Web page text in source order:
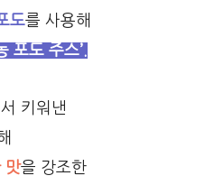
도를 사용해
포도 주스’.
키워낸
맛을 강조한